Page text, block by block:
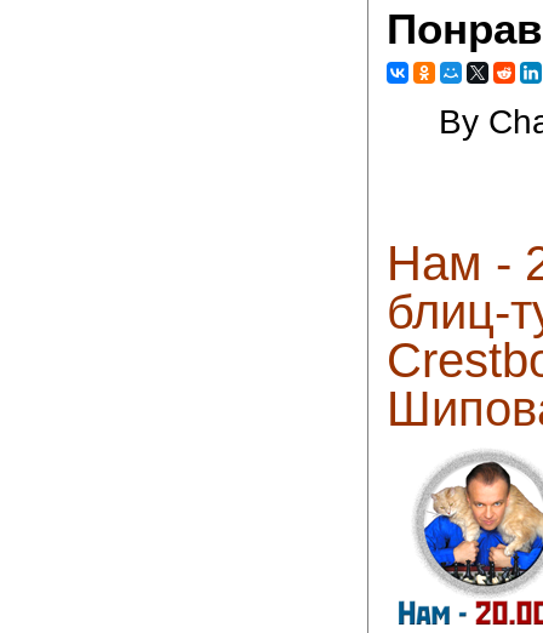
By
Нам -
блиц-